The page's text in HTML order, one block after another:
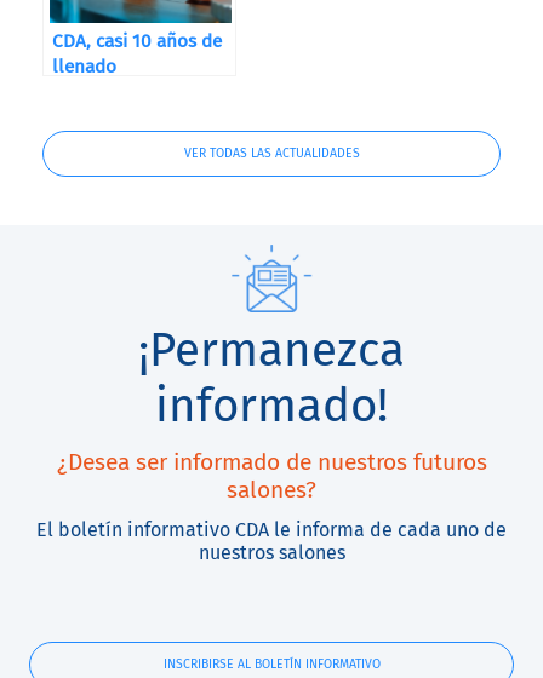
CDA, casi 10 años de
llenado
VER TODAS LAS ACTUALIDADES
¡Permanezca
informado!
¿Desea ser informado de nuestros futuros
salones?
El boletín informativo CDA le informa de cada uno de
nuestros salones
INSCRIBIRSE AL BOLETÍN INFORMATIVO